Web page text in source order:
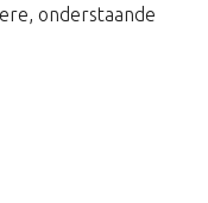
onderstaande